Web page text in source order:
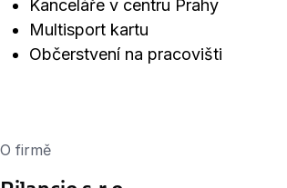
Kanceláře v centru Prahy
Multisport kartu
Občerstvení na pracovišti
O firmě